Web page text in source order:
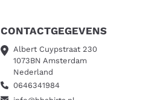
CONTACTGEGEVENS
Albert Cuypstraat 230
1073BN Amsterdam
Nederland
0646341984